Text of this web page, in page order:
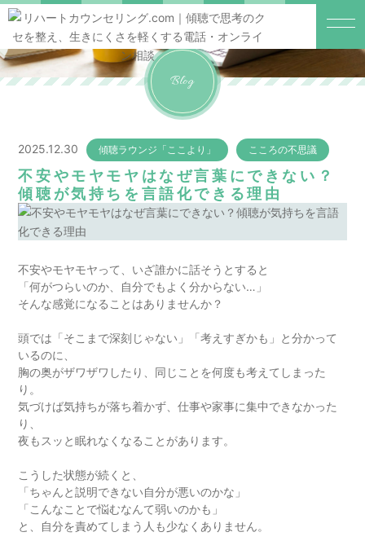
Blog
2025.12.30 傾聴ラウンジ「ここより」 こころの不思議
不安やモヤモヤはなぜ言葉にできない？
傾聴が気持ちを言語化できる理由
不安やモヤモヤって、いざ誰かに話そうとすると
「何がつらいのか、自分でもよく分からない…」
そんな感覚になることはありませんか？
頭では「そこまで深刻じゃない」「考えすぎかも」と分かって
いるのに、
胸の奥がザワザワしたり、同じことを何度も考えてしまった
り。
気づけば気持ちが落ち着かず、仕事や家事に集中できなかった
り、
夜もスッと眠れなくなることがあります。
こうした状態が続くと、
「ちゃんと説明できない自分が悪いのかな」
「こんなことで悩むなんて弱いのかも」
と、自分を責めてしまう人も少なくありません。